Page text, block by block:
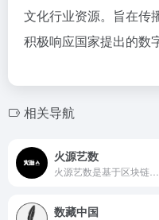
文化行业资源。旨在传
积极响应国家提出的数
相关导航
火源艺数
数藏中国